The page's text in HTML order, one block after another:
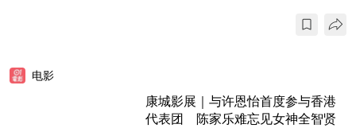
电影
康城影展｜与许恩怡首度参与香港
代表团 陈家乐难忘见女神全智贤